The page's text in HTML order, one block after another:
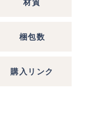
材質
梱包数
購入リンク